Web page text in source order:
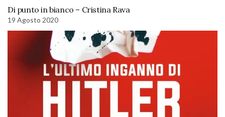
Di punto in bianco – Cristina Rava
19 Agosto 2020